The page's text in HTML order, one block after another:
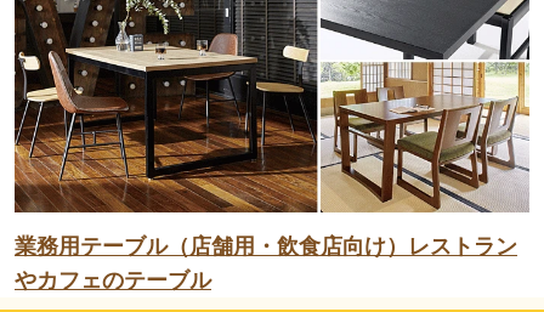
業務用テーブル（店舗用・飲食店向け）レストラン
やカフェのテーブル